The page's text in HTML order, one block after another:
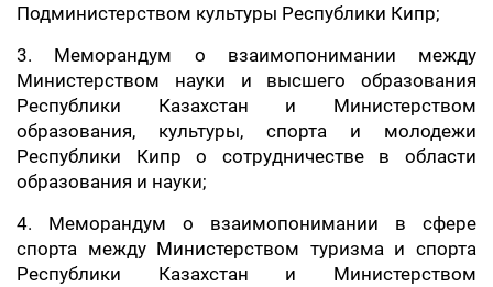
Подминистерством культуры Республики Кипр;
3. Меморандум о взаимопонимании между
Министерством науки и высшего образования
Республики Казахстан и Министерством
образования, культуры, спорта и молодежи
Республики Кипр о сотрудничестве в области
образования и науки;
4. Меморандум о взаимопонимании в сфере
спорта между Министерством туризма и спорта
Республики Казахстан и Министерством